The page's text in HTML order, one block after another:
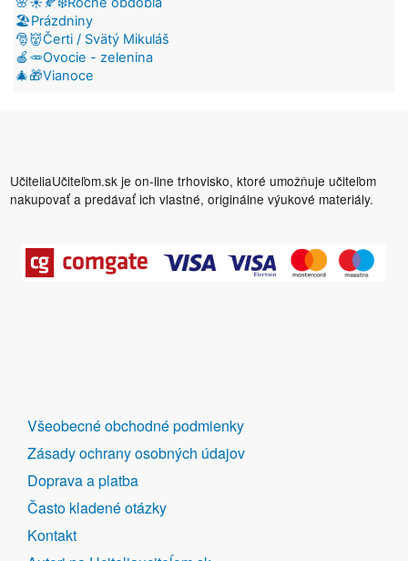
🏖️Prázdniny
🎅👹Čerti / Svätý Mikuláš
🍎🥕Ovocie - zelenina
🎄🎁Vianoce
UčiteliaUčiteľom.sk je on-line trhovisko, ktoré umožňuje učiteľom
nakupovať a predávať ich vlastné, originálne výukové materiály.
DALŠÍ
ODKAZY
Všeobecné obchodné podmienky
Zásady ochrany osobných údajov
Doprava a platba
Často kladené otázky
Kontakt